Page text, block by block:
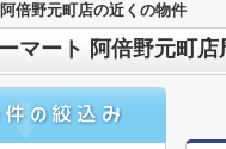
倍野元町店の近くの物件
マート 阿倍野元町店